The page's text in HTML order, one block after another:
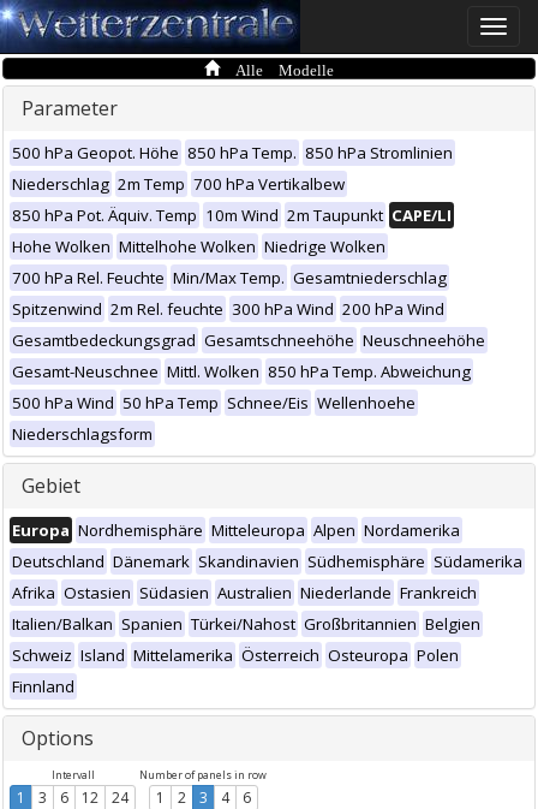
Toggle
Alle Modelle
Parameter
500 hPa Geopot. Höhe 850 hPa Temp. 850 hPa Stromlinien
Niederschlag 2m Temp 700 hPa Vertikalbew
850 hPa Pot. Äquiv. Temp 10m Wind 2m Taupunkt CAPE/LI
Hohe Wolken Mittelhohe Wolken Niedrige Wolken
700 hPa Rel. Feuchte Min/Max Temp. Gesamtniederschlag
Spitzenwind 2m Rel. feuchte 300 hPa Wind 200 hPa Wind
Gesamtbedeckungsgrad Gesamtschneehöhe Neuschneehöhe
Gesamt-Neuschnee Mittl. Wolken 850 hPa Temp. Abweichung
500 hPa Wind 50 hPa Temp Schnee/Eis Wellenhoehe
Niederschlagsform
Gebiet
Europa Nordhemisphäre Mitteleuropa Alpen Nordamerika
Deutschland Dänemark Skandinavien Südhemisphäre Südamerika
Afrika Ostasien Südasien Australien Niederlande Frankreich
Italien/Balkan Spanien Türkei/Nahost Großbritannien Belgien
Schweiz Island Mittelamerika Österreich Osteuropa Polen
Finnland
Options
Intervall
1 3 6 12 24
Number of panels in row
1 2 3 4 6